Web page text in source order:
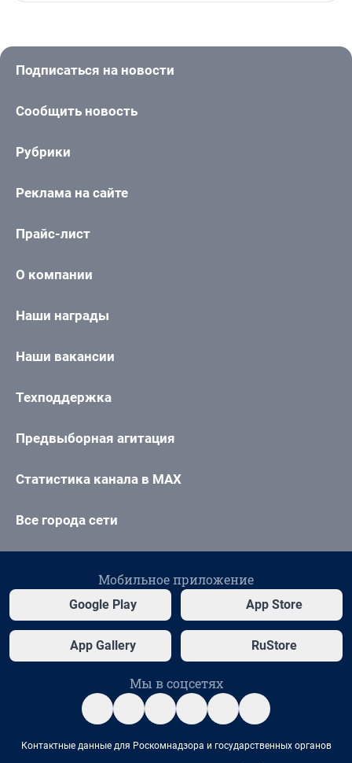
Подписаться на новости
Сообщить новость
Рубрики
Реклама на сайте
Прайс-лист
О компании
Наши награды
Наши вакансии
Техподдержка
Предвыборная агитация
Статистика канала в MAX
Все города сети
Мобильное приложение
Google Play App Store
App Gallery RuStore
Мы в соцсетях
Контактные данные для Роскомнадзора и государственных органов